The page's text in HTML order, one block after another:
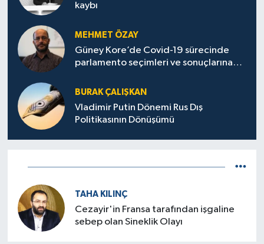
kaybı
MEHMET ÖZAY
Güney Kore’de Covid-19 sürecinde
parlamento seçimleri ve sonuçlarına
BURAK ÇALIŞKAN
Vladimir Putin Dönemi Rus Dış
Politikasının Dönüşümü
TAHA KILINÇ
Cezayir'in Fransa tarafından işgaline
sebep olan Sineklik Olayı